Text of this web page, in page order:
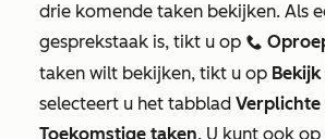
drie komende taken bekijken. Als
gesprekstaak is, tikt u op calling
taken wilt bekijken, tikt u op
selecteert u het tabblad Verplichte
Toekomstige taken. U kunt ook op